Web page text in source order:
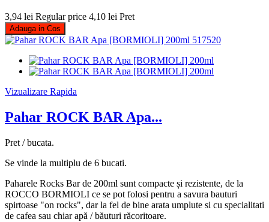
3,94 lei Regular price 4,10 lei Pret
Adauga in Cos
Vizualizare Rapida
Pahar ROCK BAR Apa...
Pret / bucata.
Se vinde la multiplu de 6 bucati.
Paharele Rocks Bar de 200ml sunt compacte și rezistente, de la
ROCCO BORMIOLI ce se pot folosi pentru a savura bauturi
spirtoase "on rocks", dar la fel de bine arata umplute si cu specialitati
de cafea sau chiar apă / băuturi răcoritoare.